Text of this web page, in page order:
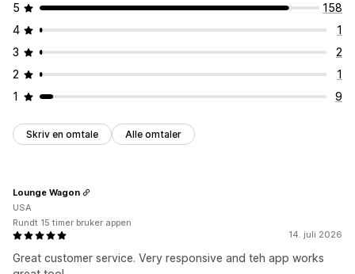
5
158
4
1
3
2
2
1
1
9
Skriv en omtale Alle omtaler
14. juli 2026
Great customer service. Very responsive and teh app works
Lounge Wagon
USA
Rundt 15 timer bruker appen